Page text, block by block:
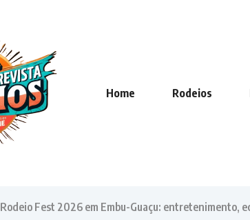
Home Rodeios
Rodeio Fest 2026 em Embu-Guaçu: entretenimento,